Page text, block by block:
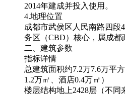
2014年建成并投入使用。
4.地理位置
成都市武侯区人民南路四段
务区（CBD）核心，属成都
二、建筑参数
指标详情
总建筑面积约7.2万7.6万平
1.2万㎡、酒店0.4万㎡）
楼层结构地上2428层（不同